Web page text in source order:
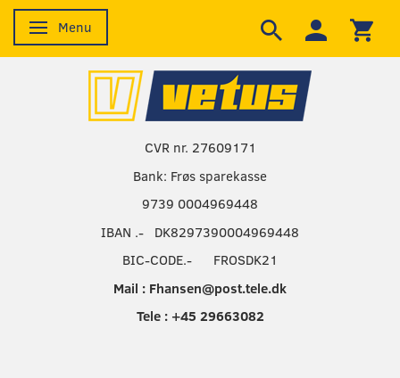
Skifte navigation
Menu
CVR nr. 27609171
Bank: Frøs sparekasse
9739 0004969448
IBAN .- DK8297390004969448
BIC-CODE.- FROSDK21
Mail : Fhansen@post.tele.dk
Tele : +45 29663082